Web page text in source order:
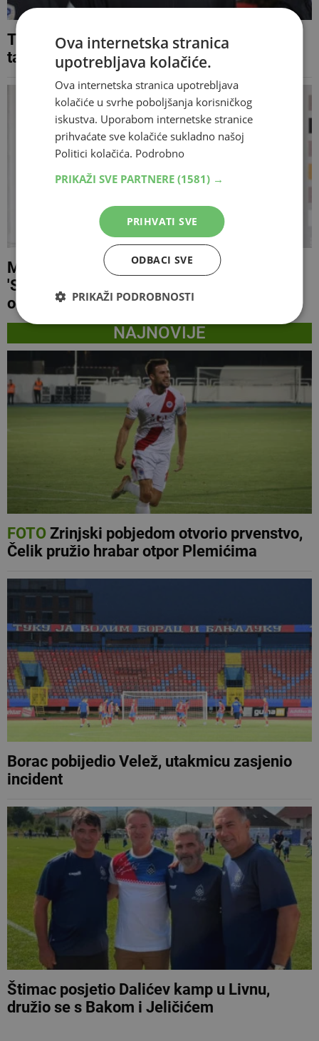
Trener Borca uzvratio Štimcu: Teren i
tablica pokazuju tko je najbolji
Marinović nakon pobjede nad Zrinjskim:
'Sasvim zaslužena pobjeda', Štimac: 'VAR
odluka nas je sasjekla'
NAJNOVIJE
FOTOZrinjski pobjedom otvorio prvenstvo,
Čelik pružio hrabar otpor Plemićima
Borac pobijedio Velež, utakmicu zasjenio
incident
Štimac posjetio Dalićev kamp u Livnu,
družio se s Bakom i Jeličićem
Ova internetska stranica
upotrebljava kolačiće.
Ova internetska stranica upotrebljava
kolačiće u svrhe poboljšanja korisničkog
iskustva. Uporabom internetske stranice
prihvaćate sve kolačiće sukladno našoj
Politici kolačića. Podrobno
PRIKAŽI SVE PARTNERE (1581) →
PRIHVATI SVE
ODBACI SVE
PRIKAŽI PODROBNOSTI